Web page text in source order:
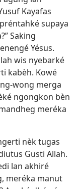
Kayafas
supaya
Saking
Yésus.
wis nyebarké
kabèh. Kowé
wong merga
ngongkon bèn
meréka
nèk tugas
Gusti Allah.
lan akhiré
meréka manut